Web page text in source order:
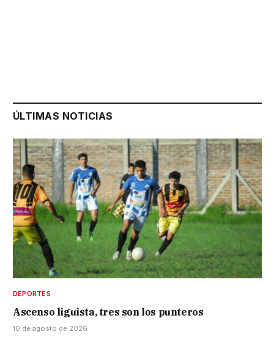
ÚLTIMAS NOTICIAS
DEPORTES
Ascenso liguista, tres son los punteros
10 de agosto de 2026